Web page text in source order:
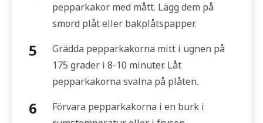
pepparkakor med mått. Lägg dem på
smord plåt eller bakplåtspapper.
Grädda pepparkakorna mitt i ugnen på
175 grader i 8-10 minuter. Låt
pepparkakorna svalna på plåten.
Förvara pepparkakorna i en burk i